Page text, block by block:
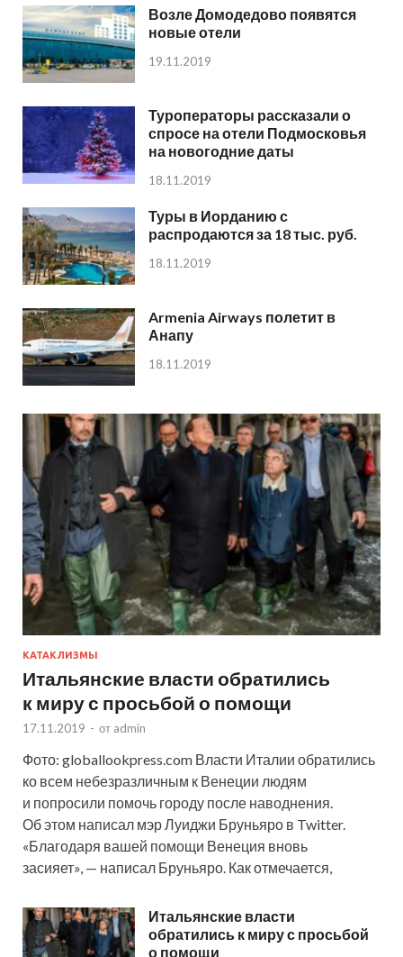
Возле Домодедово появятся
новые отели
19.11.2019
Туроператоры рассказали о
спросе на отели Подмосковья
на новогодние даты
18.11.2019
Туры в Иорданию с
распродаются за 18 тыс. руб.
18.11.2019
Armenia Airways полетит в
Анапу
18.11.2019
КАТАКЛИЗМЫ
Итальянские власти обратились
к миру с просьбой о помощи
17.11.2019 - от admin
Фото: globallookpress.com Власти Италии обратились
ко всем небезразличным к Венеции людям
и попросили помочь городу после наводнения.
Об этом написал мэр Луиджи Бруньяро в Twitter.
«Благодаря вашей помощи Венеция вновь
засияет», — написал Бруньяро. Как отмечается,
Итальянские власти
обратились к миру с просьбой
о помощи